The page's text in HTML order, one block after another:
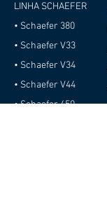
LINHA SCHAEFER
• Schaefer 380
• Schaefer V33
• Schaefer V34
• Schaefer V44
• Schaefer 450